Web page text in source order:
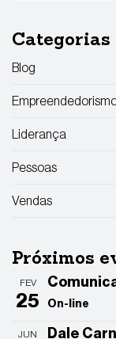
Categorias
Blog
Liderança
Pessoas
Vendas
Próximos
FEV
25 On-line
JUN Dale